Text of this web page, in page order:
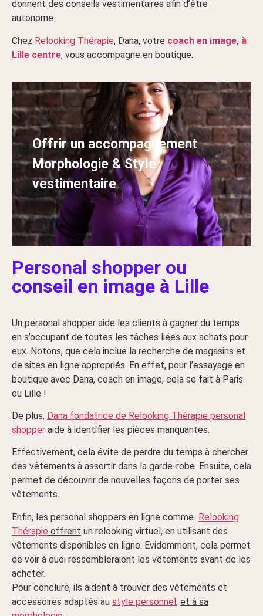
donnent des conseils vestimentaires afin d’être
autonome.
Chez Relooking Thérapie, Dana, votre coach en image, à
Lille centre, vous accompagne en boutique.
Offrir un accompagnement
Morphologie & Style
vestimentaire
Personal shopper ou
conseil en image à Lille
Un personal shopper aide les clients à gagner du temps
en s’occupant de toutes les tâches liées aux achats pour
eux. Notons, que cela inclue la recherche de magasins et
de sites en ligne appropriés. En effet, pour l’essayage en
boutique avec Dana, coach en image, cela se fait à Paris
ou Lille !
De plus, Dana fondatrice de Relooking Thérapie personal
shopper aide à identifier les pièces manquantes.
Effectivement, cela évite de perdre du temps à chercher
des vêtements à assortir dans la garde-robe. Ensuite, cela
permet de découvrir de nouvelles façons de porter ses
vêtements.
Enfin, les personal shoppers en ligne comme Relooking
Thérapie offrent un relooking virtuel, en utilisant des
vêtements disponibles en ligne. Evidemment, cela permet
de voir à quoi ressembleraient les vêtements avant de les
acheter.
Pour conclure, ils aident à trouver des vêtements et
accessoires adaptés au style personnel, et à sa